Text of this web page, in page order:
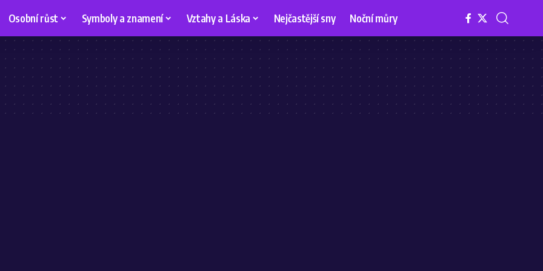
Osobní růst Symboly a znamení Vztahy a Láska Nejčastější sny Noční můry